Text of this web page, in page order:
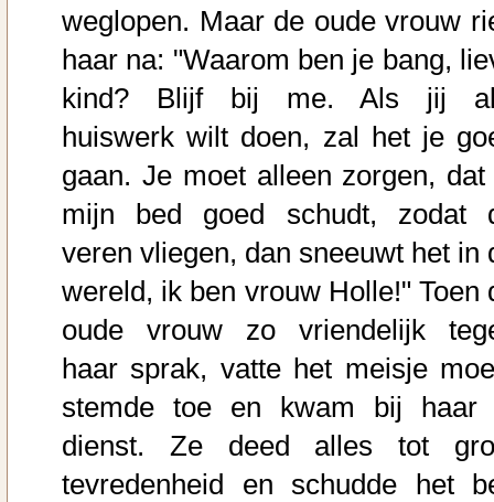
weglopen. Maar de oude vrouw
haar na: "Waarom ben je bang,
kind? Blijf bij me. Als jij
huiswerk wilt doen, zal het je
gaan. Je moet alleen zorgen, dat
mijn bed goed schudt, zodat
veren vliegen, dan sneeuwt het in
wereld, ik ben vrouw Holle!" Toen
oude vrouw zo vriendelijk
haar sprak, vatte het meisje
stemde toe en kwam bij haar
dienst. Ze deed alles tot
tevredenheid en schudde het